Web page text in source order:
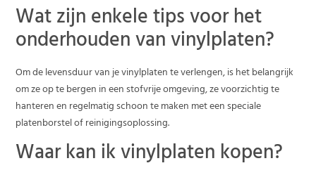
Wat zijn enkele tips voor het
onderhouden van vinylplaten?
Om de levensduur van je vinylplaten te verlengen, is het belangrijk
om ze op te bergen in een stofvrije omgeving, ze voorzichtig te
hanteren en regelmatig schoon te maken met een speciale
platenborstel of reinigingsoplossing.
Waar kan ik vinylplaten kopen?